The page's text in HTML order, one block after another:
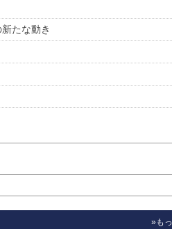
たな動き
»も